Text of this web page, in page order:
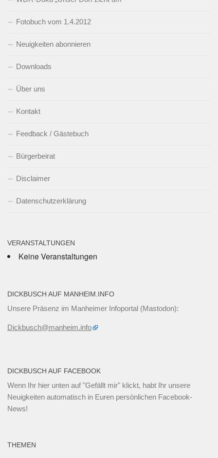
Fotobuch vom 1.4.2012
Neuigkeiten abonnieren
Downloads
Über uns
Kontakt
Feedback / Gästebuch
Bürgerbeirat
Disclaimer
Datenschutzerklärung
VERANSTALTUNGEN
Keine Veranstaltungen
DICKBUSCH AUF MANHEIM.INFO
Unsere Präsenz im Manheimer Infoportal (Mastodon):
Dickbusch@manheim.info
DICKBUSCH AUF FACEBOOK
Wenn Ihr hier unten auf "Gefällt mir" klickt, habt Ihr unsere
Neuigkeiten automatisch in Euren persönlichen Facebook-
News!
THEMEN